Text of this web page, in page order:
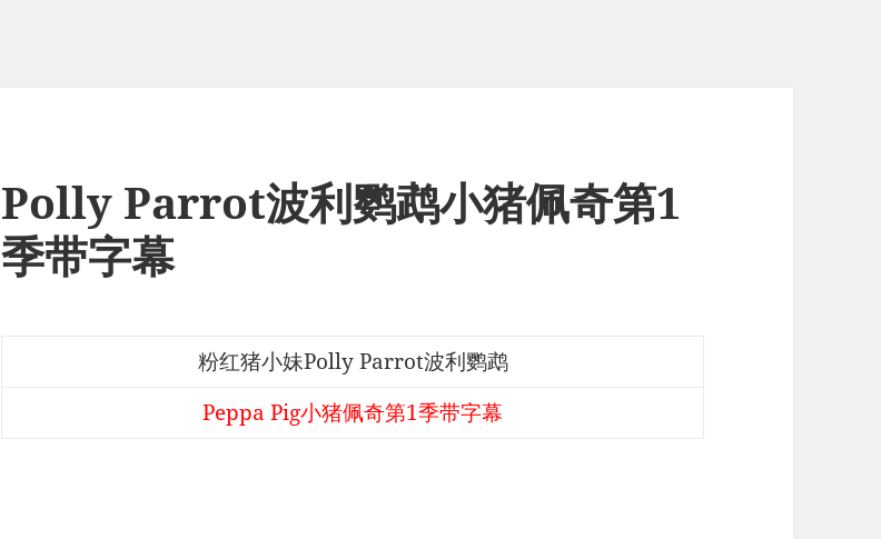
Polly Parrot波利鹦鹉小猪佩奇第1
季带字幕
粉红猪小妹Polly Parrot波利鹦鹉
Peppa Pig小猪佩奇第1季带字幕